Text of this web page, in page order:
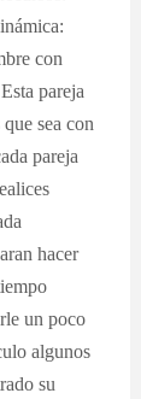
con
pareja
sea con
pareja
hacer
un poco
algunos
su